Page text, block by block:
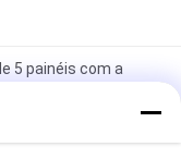
5 painéis com a
do paizinho do